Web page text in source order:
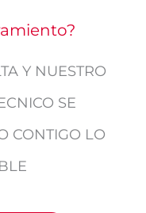
Y NUESTRO
SE
CONTIGO LO